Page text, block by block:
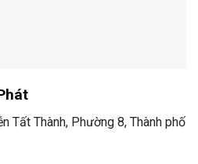
Tất Thành, Phường 8, Thành phố